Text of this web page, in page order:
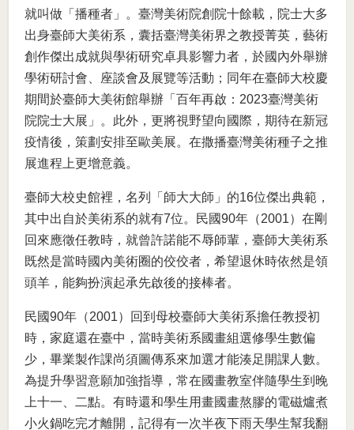
就叫做「播種者」。臺灣美術院創院十餘載，院士大多
出身臺師大美術系，囊括臺灣美術界之教授菁英，藝術
創作傑出成就與學術研究卓具影響力者，於國內外舉辦
學術研討會、座談會及展覽等活動；同年在臺師大校慶
期間於臺師大美術館舉辦「百年再啟：2023臺灣美術
院院士大展」。此外，更將視野望向國際，期待在新冠
疫情後，策劃安排至歐美展。在撒播臺灣美術種子之推
展進程上更增意義。
臺師大校史館裡，名列「師大大師」的16位傑出典範，
其中出自於美術系的就有7位。民國90年（2001）在剛
回來應徵任教時，就曾許諾能不辱師輩，臺師大美術系
既然是當時國內美術圈的佼佼者，希望退休時依然是領
頭羊，能夠扮演起承先啟後的接棒者。
民國90年（2001）回到母校臺師大美術系擔任教授初
時，家庭還在臺中，當時美術系國畫組選修學生數偏
少，畢業製作課尚須圖傳系來加選才能湊足開課人數。
為提升學習意願加強指導，常在國畫教室伴隨學生到晚
上十一、二點。有時還和學生用畫國畫熬膠的電磁爐煮
小火鍋吃完才離開，記得有一次半夜下雨天學生幫我翻